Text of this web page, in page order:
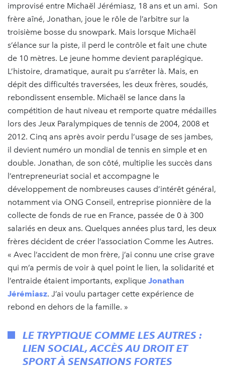
improvisé entre Michaël Jérémiasz, 18 ans et un ami. Son
frère aîné, Jonathan, joue le rôle de l’arbitre sur la
troisième bosse du snowpark. Mais lorsque Michaël
s’élance sur la piste, il perd le contrôle et fait une chute
de 10 mètres. Le jeune homme devient paraplégique.
L’histoire, dramatique, aurait pu s’arrêter là. Mais, en
dépit des difficultés traversées, les deux frères, soudés,
rebondissent ensemble. Michaël se lance dans la
compétition de haut niveau et remporte quatre médailles
lors des Jeux Paralympiques de tennis de 2004, 2008 et
2012. Cinq ans après avoir perdu l’usage de ses jambes,
il devient numéro un mondial de tennis en simple et en
double. Jonathan, de son côté, multiplie les succès dans
l’entrepreneuriat social et accompagne le
développement de nombreuses causes d’intérêt général,
notamment via ONG Conseil, entreprise pionnière de la
collecte de fonds de rue en France, passée de 0 à 300
salariés en deux ans. Quelques années plus tard, les deux
frères décident de créer l’association Comme les Autres.
« Avec l’accident de mon frère, j’ai connu une crise grave
qui m’a permis de voir à quel point le lien, la solidarité et
l’entraide étaient importants, explique Jonathan
Jérémiasz. J’ai voulu partager cette expérience de
rebond en dehors de la famille. »
LE TRYPTIQUE COMME LES AUTRES :
LIEN SOCIAL, ACCÈS AU DROIT ET
SPORT À SENSATIONS FORTES